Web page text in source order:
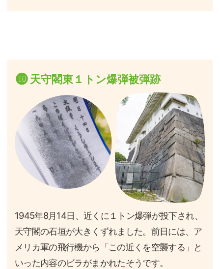
❿天守閣東１トン爆弾被弾跡
1945年8月14日、近くに１トン爆弾が投下され、
天守閣の石垣が大きくずれました。前日には、ア
メリカ軍の飛行機から「この近くを空襲する」と
いった内容のビラがまかれたそうです。